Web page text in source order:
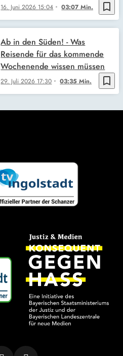
bookmark_border
16. Juni 2026 15:04 03:07 Min.
bookmark_border
29. Juli 2026 17:30 03:35 Min.
Ab in den Süden! - Was
Reisende für das kommende
Wochenende wissen müssen